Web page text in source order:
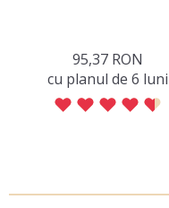
95,37 RON
сu planul de 6 luni